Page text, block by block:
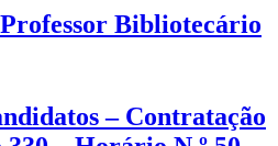
Bibliotecário
– Contratação